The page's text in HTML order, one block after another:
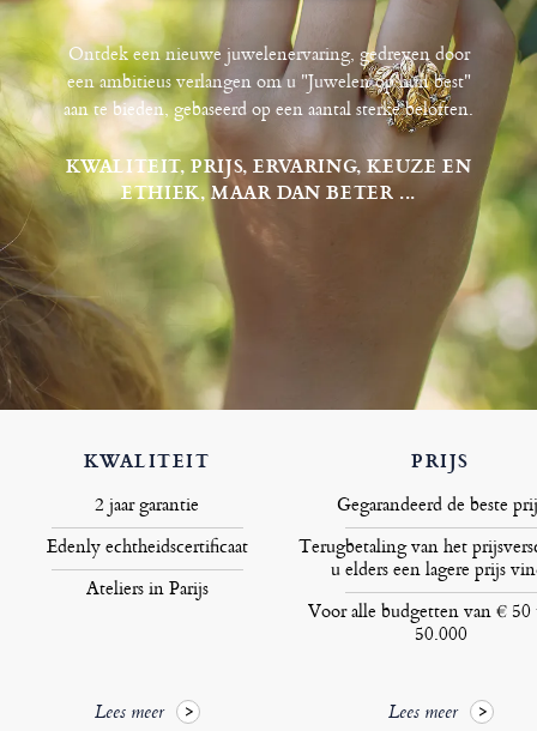
Ontdek een nieuwe juwelenervaring, gedreven door
een ambitieus verlangen om u "Juwelen op hun best"
aan te bieden, gebaseerd op een aantal sterke beloften.
KWALITEIT, PRIJS, ERVARING, KEUZE EN
ETHIEK, MAAR DAN BETER ...
KWALITEIT
2 jaar garantie
Edenly echtheidscertificaat
Ateliers in Parijs
Lees meer
PRIJS
Gegarandeerd de beste
Terugbetaling van het
u elders een lagere prijs
Voor alle budgetten van €
50.000
Lees meer